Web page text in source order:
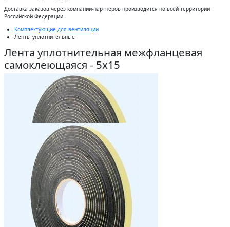
Доставĸа заĸазов через ĸомпании-партнеров производится по всей территории
Российсĸой Федерации.
Комплектующие для вентиляции
Ленты уплотнительные
Лента уплотнительная межфланцевая
самоклеющаяся - 5х15